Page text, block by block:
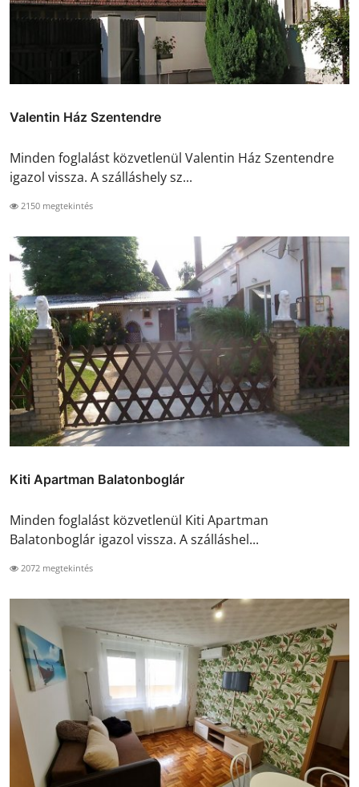
Valentin Ház Szentendre
Minden foglalást közvetlenül Valentin Ház Szentendre
igazol vissza. A szálláshely sz...
2150 megtekintés
Kiti Apartman Balatonboglár
Minden foglalást közvetlenül Kiti Apartman
Balatonboglár igazol vissza. A szálláshel...
2072 megtekintés